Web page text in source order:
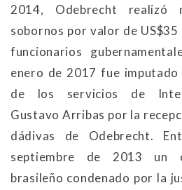
2014, Odebrecht realizó
sobornos por valor de
funcionarios
enero de 2017 fue
de los servicios de
Gustavo Arribas por la
dádivas de Odebrecht.
septiembre de 2013 un
brasileño condenado por la